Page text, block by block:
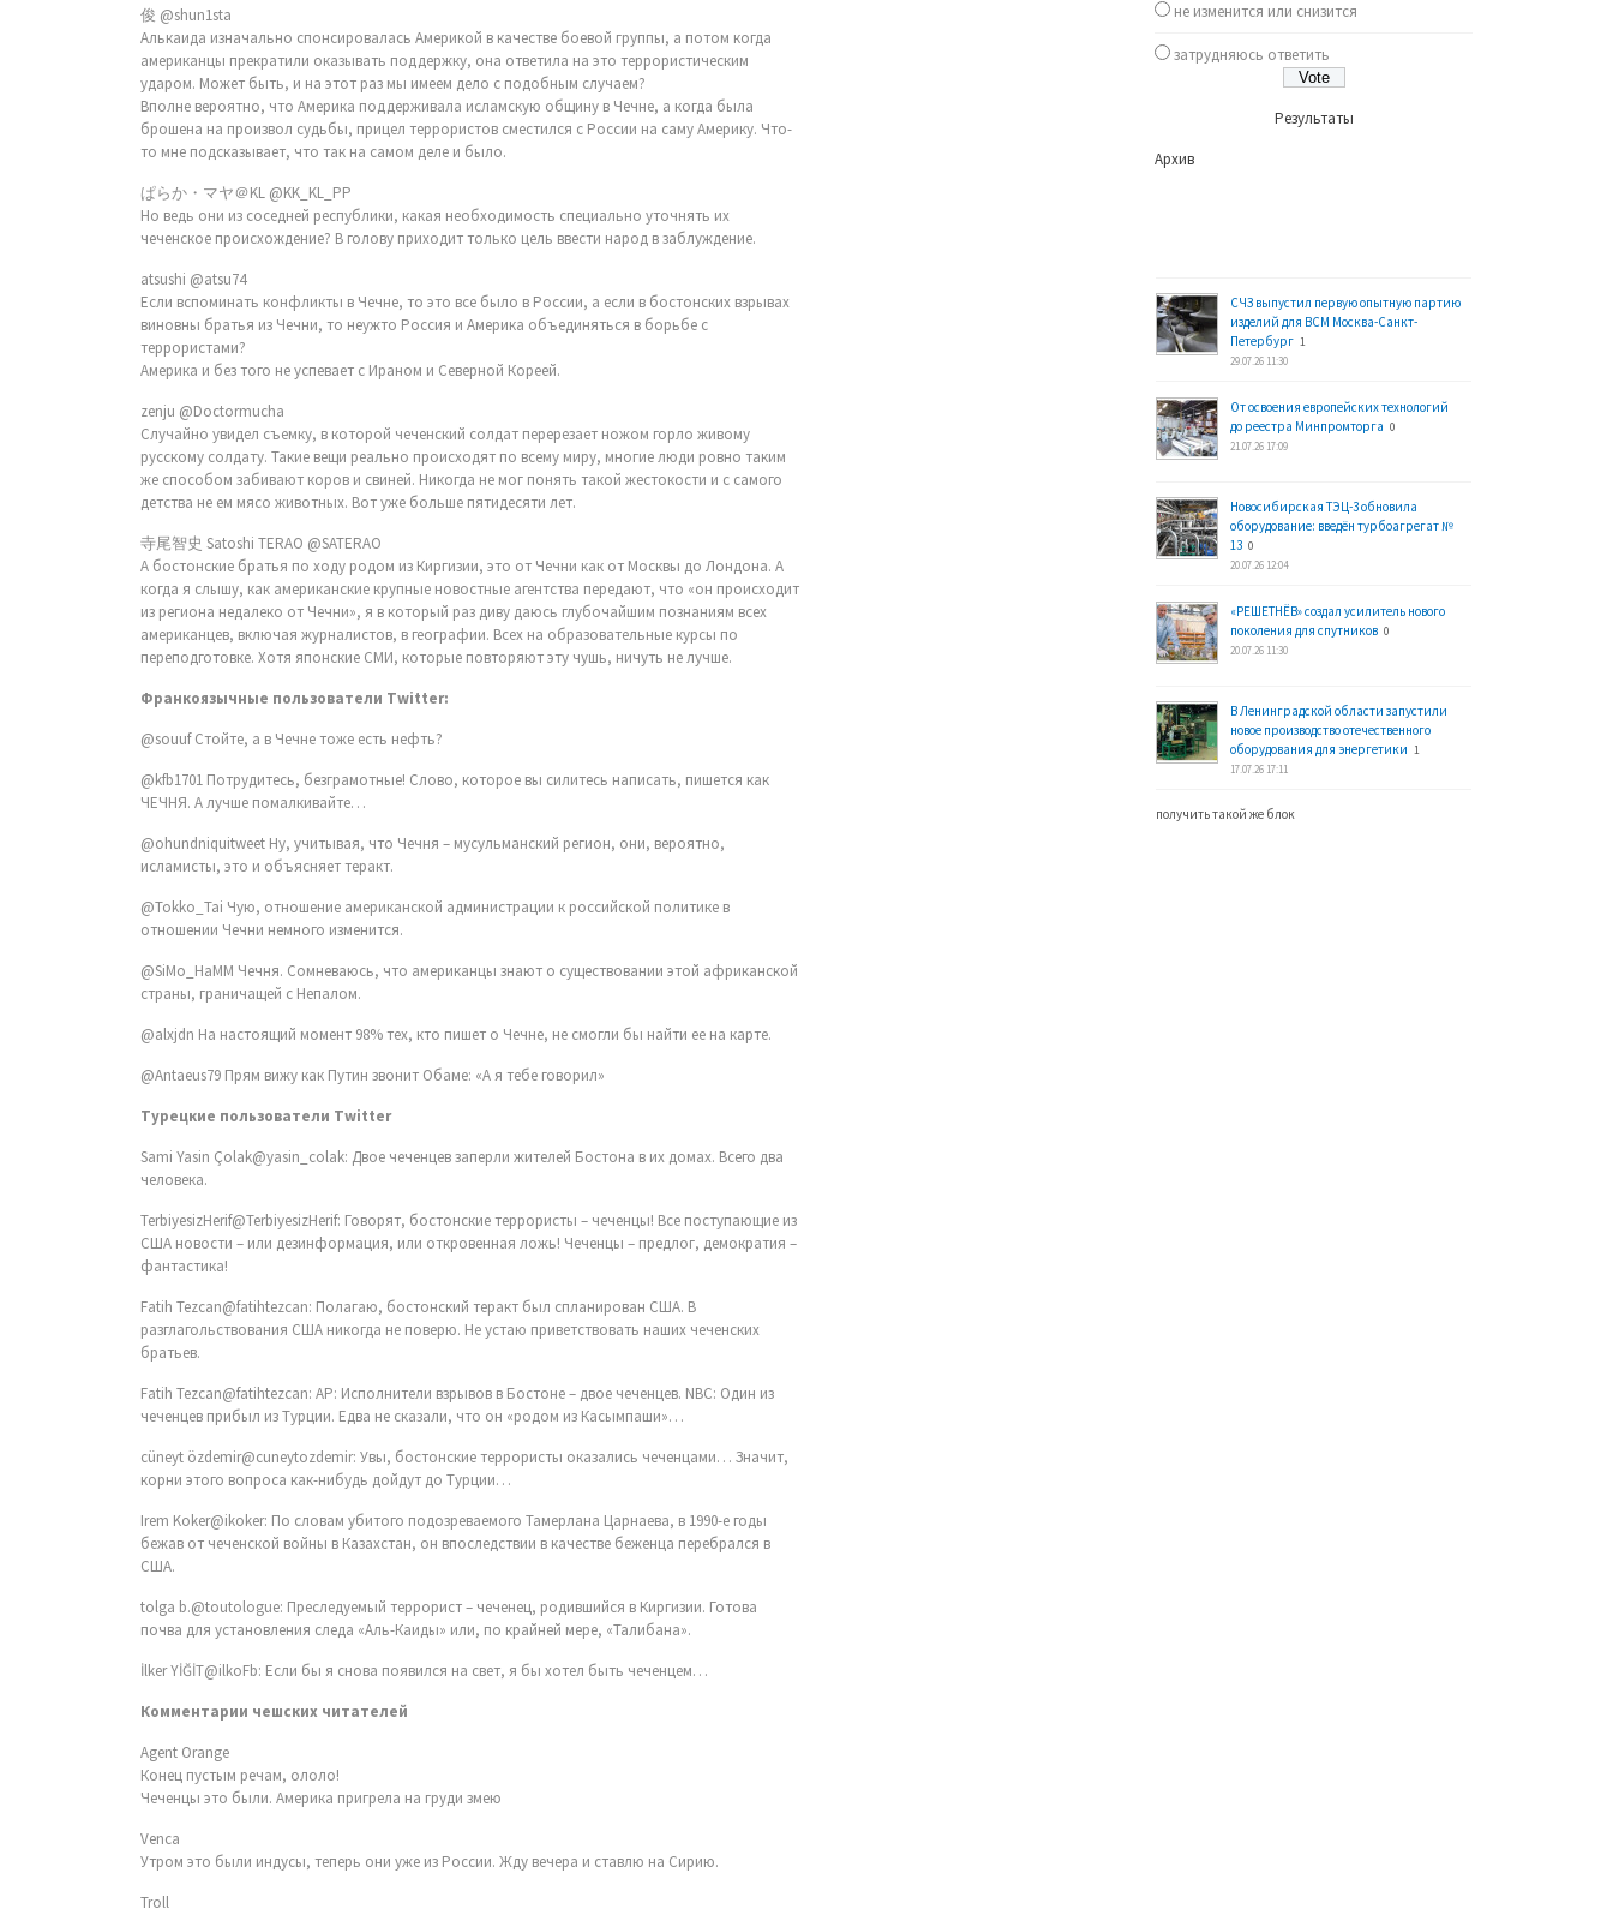
俊 ‏@shun1sta
Алькаида изначально спонсировалась Америкой в качестве боевой группы, а потом когда
американцы прекратили оказывать поддержку, она ответила на это террористическим
ударом. Может быть, и на этот раз мы имеем дело с подобным случаем?
Вполне вероятно, что Америка поддерживала исламскую общину в Чечне, а когда была
брошена на произвол судьбы, прицел террористов сместился с России на саму Америку. Что-
то мне подсказывает, что так на самом деле и было.
ぱらか・マヤ＠KL ‏@KK_KL_PP
Но ведь они из соседней республики, какая необходимость специально уточнять их
чеченское происхождение? В голову приходит только цель ввести народ в заблуждение.
atsushi ‏@atsu74
Если вспоминать конфликты в Чечне, то это все было в России, а если в бостонских взрывах
виновны братья из Чечни, то неужто Россия и Америка объединяться в борьбе с
террористами?
Америка и без того не успевает с Ираном и Северной Кореей.
zenju ‏@Doctormucha
Случайно увидел съемку, в которой чеченский солдат перерезает ножом горло живому
русскому солдату. Такие вещи реально происходят по всему миру, многие люди ровно таким
же способом забивают коров и свиней. Никогда не мог понять такой жестокости и с самого
детства не ем мясо животных. Вот уже больше пятидесяти лет.
寺尾智史 Satoshi TERAO ‏@SATERAO
А бостонские братья по ходу родом из Киргизии, это от Чечни как от Москвы до Лондона. А
когда я слышу, как американские крупные новостные агентства передают, что «он происходит
из региона недалеко от Чечни», я в который раз диву даюсь глубочайшим познаниям всех
американцев, включая журналистов, в географии. Всех на образовательные курсы по
переподготовке. Хотя японские СМИ, которые повторяют эту чушь, ничуть не лучше.
Франкоязычные пользователи Twitter:
‏@souuf Стойте, а в Чечне тоже есть нефть?
ЧЕЧНЯ. А лучше помалкивайте…
исламисты, это и объясняет теракт.
отношении Чечни немного изменится.
страны, граничащей с Непалом.
‏@alxjdn На настоящий момент 98% тех, кто пишет о Чечне, не смогли бы найти ее на карте.
‏@Antaeus79 Прям вижу как Путин звонит Обаме: «А я тебе говорил»
Турецкие пользователи Twitter
Sami Yasin Çolak@yasin_colak: Двое чеченцев заперли жителей Бостона в их домах. Всего два
человека.
TerbiyesizHerif@TerbiyesizHerif: Говорят, бостонские террористы – чеченцы! Все поступающие из
США новости – или дезинформация, или откровенная ложь! Чеченцы – предлог, демократия –
фантастика!
Fatih Tezcan@fatihtezcan: Полагаю, бостонский теракт был спланирован США. В
разглагольствования США никогда не поверю. Не устаю приветствовать наших чеченских
братьев.
Fatih Tezcan@fatihtezcan: AP: Исполнители взрывов в Бостоне – двое чеченцев. NBC: Один из
чеченцев прибыл из Турции. Едва не сказали, что он «родом из Касымпаши»…
cüneyt özdemir@cuneytozdemir: Увы, бостонские террористы оказались чеченцами… Значит,
корни этого вопроса как-нибудь дойдут до Турции…
Irem Koker@ikoker: По словам убитого подозреваемого Тамерлана Царнаева, в 1990-е годы
бежав от чеченской войны в Казахстан, он впоследствии в качестве беженца перебрался в
США.
tolga b.@toutologue: Преследуемый террорист – чеченец, родившийся в Киргизии. Готова
почва для установления следа «Аль-Каиды» или, по крайней мере, «Талибана».
İlker YİĞİT@ilkoFb: Если бы я снова появился на свет, я бы хотел быть чеченцем…
Комментарии чешских читателей
Agent Orange
Конец пустым речам, ололо!
Чеченцы это были. Америка пригрела на груди змею
Venca
Утром это были индусы, теперь они уже из России. Жду вечера и ставлю на Сирию.
Troll
не изменится или снизится
затрудняюсь ответить
Результаты
Архив
СЧЗ выпустил первую опытную партию
изделий для ВСМ Москва-Санкт-
Петербург 1
29.07.26 11:30
От освоения европейских технологий
до реестра Минпромторга 0
21.07.26 17:09
Новосибирская ТЭЦ-3 обновила
оборудование: введён турбоагрегат №
13 0
20.07.26 12:04
«РЕШЕТНЁВ» создал усилитель нового
поколения для спутников 0
20.07.26 11:30
В Ленинградской области запустили
новое производство отечественного
оборудования для энергетики 1
17.07.26 17:11
получить такой же блок